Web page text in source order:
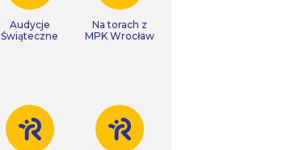
Audycje
Świąteczne
Na torach z
MPK Wrocław